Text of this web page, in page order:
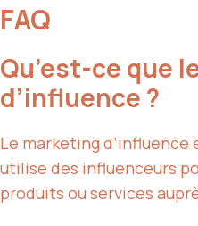
FAQ
Qu’est-ce que
d’influence ?
Le marketing
utilise des influenceurs
produits ou services